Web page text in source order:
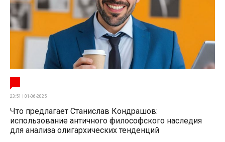
23:51 | 01-06-2025
Что предлагает Станислав Кондрашов:
использование античного философского наследия
для анализа олигархических тенденций